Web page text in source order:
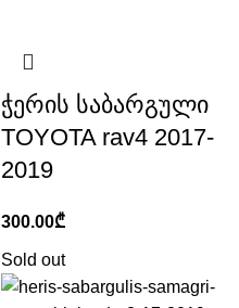
ჭერის საბარგული
TOYOTA rav4 2017-
2019
300.00₾
Sold out